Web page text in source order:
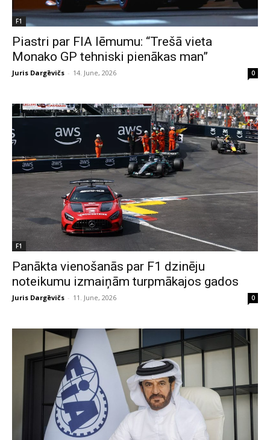
F1
Piastri par FIA lēmumu: “Trešā vieta
Monako GP tehniski pienākas man”
Juris Dargēvičs - 14. June, 2026 0
F1
Panākta vienošanās par F1 dzinēju
noteikumu izmaiņām turpmākajos gados
Juris Dargēvičs - 11. June, 2026 0